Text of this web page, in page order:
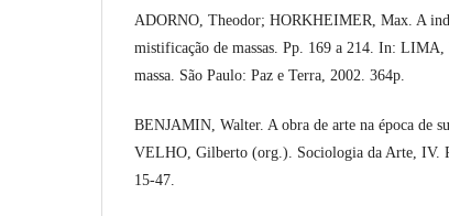
ADORNO, Theodor; HORKHEIMER, Max. A
mistificação de massas. Pp. 169 a 214. In:
massa. São Paulo: Paz e Terra, 2002. 364p.
BENJAMIN, Walter. A obra de arte na época de
VELHO, Gilberto (org.). Sociologia da Arte, IV.
15-47.